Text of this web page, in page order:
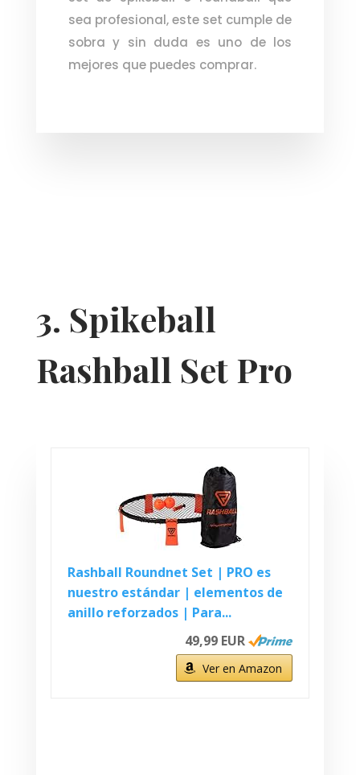
sea profesional, este set cumple de
sobra y sin duda es uno de los
mejores que puedes comprar.
3. Spikeball
Rashball Set Pro
Rashball Roundnet Set | PRO es
nuestro estándar | elementos de
anillo reforzados | Para...
49,99 EUR
Ver en Amazon